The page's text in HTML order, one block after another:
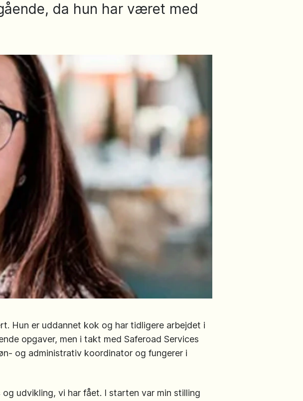
da hun har været med
Hun er uddannet kok og har tidligere arbejdet i
opgaver, men i takt med Saferoad Services
og administrativ koordinator og fungerer i
udvikling, vi har fået. I starten var min stilling